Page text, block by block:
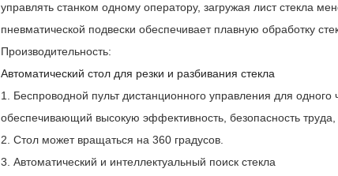
управлять станком одному оператору, загружая лист стекла
пневматической подвески обеспечивает плавную обработку
Производительность:
Автоматический стол для резки и разбивания стекла
1. Беспроводной пульт дистанционного управления для одного
обеспечивающий высокую эффективность, безопасность
2. Стол может вращаться на 360 градусов.
3. Автоматический и интеллектуальный поиск стекла